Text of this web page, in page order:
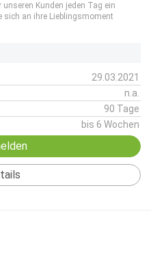
Kunden jeden Tag ein
sich an ihre Lieblingsmoment
29.03.2021
n.a.
90 Tage
bis 6 Wochen